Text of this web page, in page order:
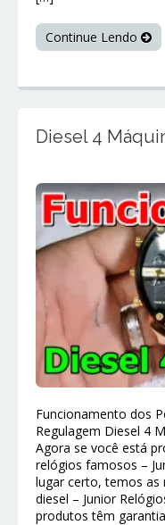
Continue Lendo
Diesel 4
Funcionamento dos
Regulagem Diesel 4
Agora se você está
relógios famosos –
lugar certo, temos as
diesel – Junior
produtos têm